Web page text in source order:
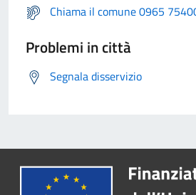
Chiama il comune 0965
Problemi in città
Segnala disservizio